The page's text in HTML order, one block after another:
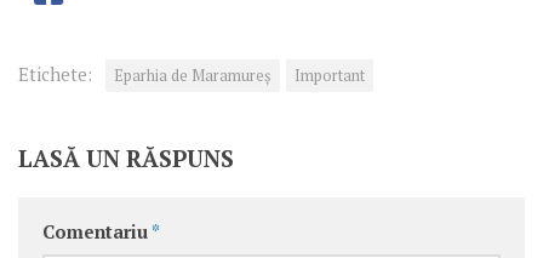
Etichete: Eparhia de Maramureș Important
LASĂ UN RĂSPUNS
Comentariu *